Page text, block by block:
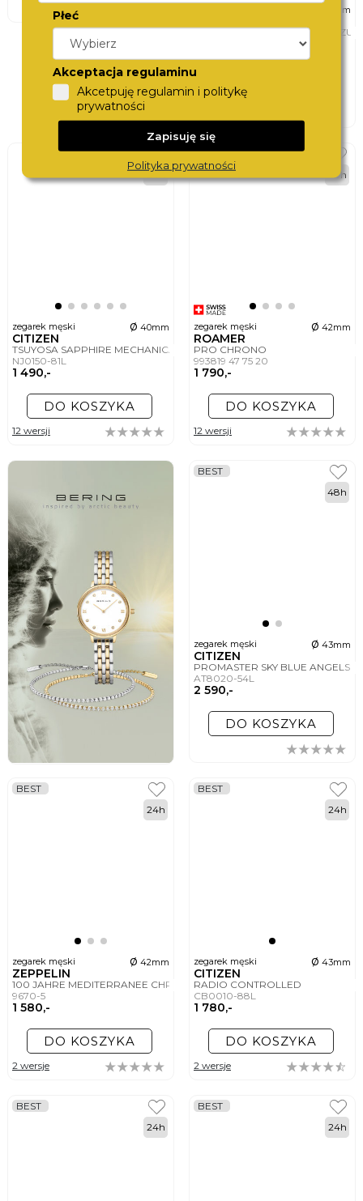
ø 42mm
100 JAHRE MEDITERRANEE
DO KOSZYKA
zegarek męski ø 40mm
CITIZEN
TSUYOSA SAPPHIRE MECHANICAL
NJ0150-81L
1 490,-
24h
DO KOSZYKA
12 wersji
zegarek męski ø 42mm
ROAMER
PRO CHRONO
993819 47 75 20
1 790,-
BEST
48h
DO KOSZYKA
12 wersji
zegarek męski ø 43mm
CITIZEN
PROMASTER SKY BLUE ANGELS
AT8020-54L
2 590,-
BEST
48h
DO KOSZYKA
zegarek męski ø 42mm
ZEPPELIN
100 JAHRE MEDITERRANEE CHRONO
9670-5
1 580,-
BEST
24h
DO KOSZYKA
2 wersje
zegarek męski ø 43mm
CITIZEN
RADIO CONTROLLED
CB0010-88L
1 780,-
BEST
24h
DO KOSZYKA
2 wersje
BEST
24h
BEST
24h
Płeć
Akceptacja regulaminu
Akcetpuję regulamin i politykę
prywatności
Zapisuję się
Polityka prywatności